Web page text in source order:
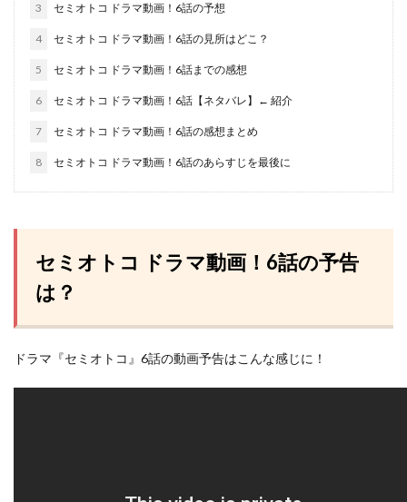
3 セミオトコ ドラマ動画！6話の予想
4 セミオトコ ドラマ動画！6話の見所はどこ？
5 セミオトコ ドラマ動画！6話までの感想
6 セミオトコ ドラマ動画！6話【ネタバレ】← 紹介
7 セミオトコ ドラマ動画！6話の感想まとめ
8 セミオトコ ドラマ動画！6話のあらすじを最後に
セミオトコ ドラマ動画！6話の予告
は？
ドラマ『セミオトコ』6話の動画予告はこんな感じに！